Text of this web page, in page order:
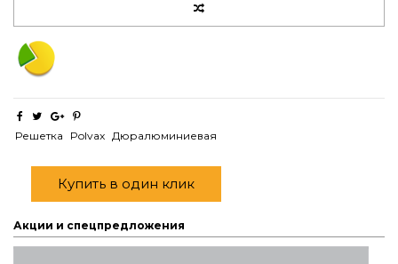
Решетка Polvax Дюралюминиевая
Купить в один клик
Акции и спецпредложения